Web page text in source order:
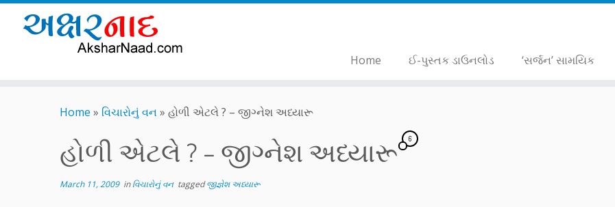
Home ઈ-પુસ્તક ડાઉનલોડ ‘સર્જન’ સામયિક
Home » વિચારોનું વન» હોળી એટલે ? – જીગ્નેશ અધ્યારૂ
હોળી એટલે ? – જીગ્નેશ અધ્યારૂ 6
March 11, 2009inવિચારોનું વન taggedજીજ્ઞેશ અધ્યારૂ